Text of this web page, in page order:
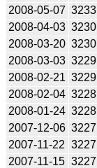
2008-05-07 3233
2008-04-03 3230
2008-03-20 3230
2008-03-03 3229
2008-02-21 3229
2008-02-04 3228
2008-01-24 3228
2007-12-06 3227
2007-11-22 3227
2007-11-15 3227